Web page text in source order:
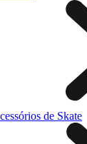
de Skate